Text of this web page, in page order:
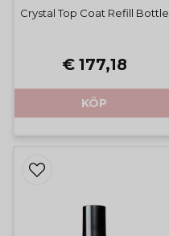
Crystal Top Coat Refill Bottle
€ 177,18
KÖP